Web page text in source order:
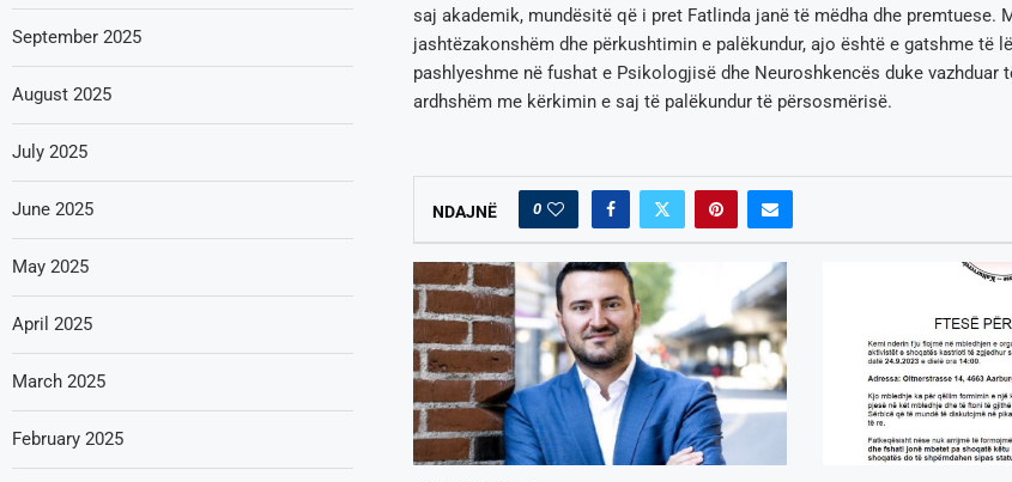
saj akademik, mundësitë që i pret Fatlinda janë të mëdha dhe premtuese.
jashtëzakonshëm dhe përkushtimin e palëkundur, ajo është e gatshme të
pashlyeshme në fushat e Psikologjisë dhe Neuroshkencës duke vazhduar
ardhshëm me kërkimin e saj të palëkundur të përsosmërisë.
NDAJNË 0
September 2025
August 2025
July 2025
June 2025
May 2025
April 2025
March 2025
February 2025